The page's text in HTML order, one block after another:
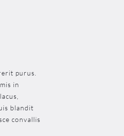
purus.
in
blandit
convallis